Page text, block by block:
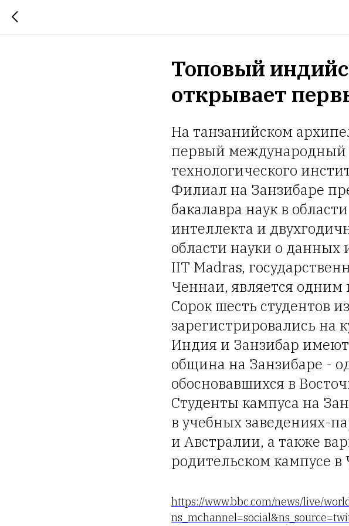
Топовый
открывает
На танзанийском
первый
технологического
Филиал на Занзибаре
бакалавра наук в
интеллекта и
области науки о данных
IIT Madras,
Ченнаи, является
Сорок шесть студентов
зарегистрировались на
Индия и Занзибар
община на Занзибаре -
обосновавшихся в
Студенты кампуса на
в учебных заведениях-
и Австралии, а также
родительском кампусе в
https://www.bbc.com/news/live/